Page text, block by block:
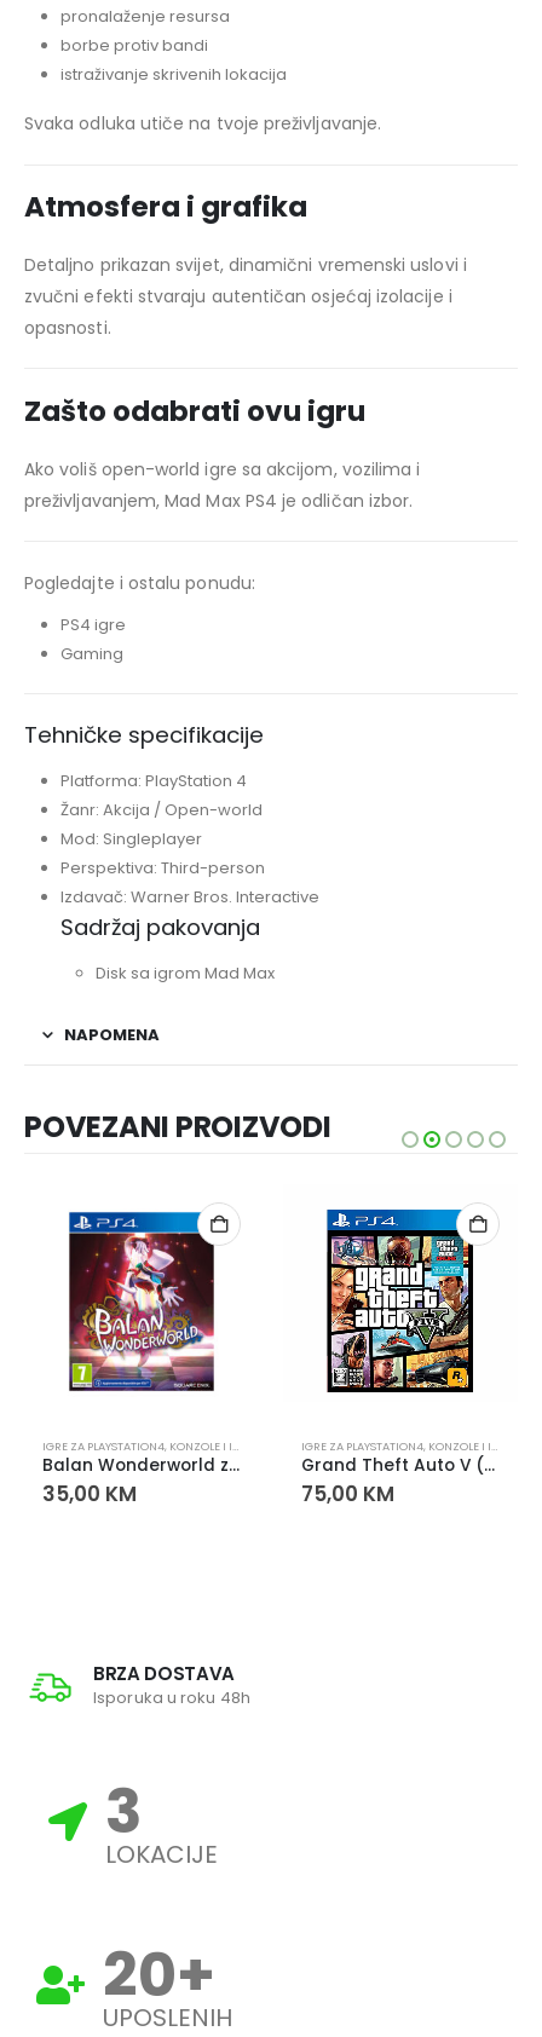
pronalaženje resursa
borbe protiv bandi
istraživanje skrivenih lokacija
Svaka odluka utiče na tvoje preživljavanje.
Atmosfera i grafika
Detaljno prikazan svijet, dinamični vremenski uslovi i
zvučni efekti stvaraju autentičan osjećaj izolacije i
opasnosti.
Zašto odabrati ovu igru
Ako voliš open-world igre sa akcijom, vozilima i
preživljavanjem, Mad Max PS4 je odličan izbor.
Pogledajte i ostalu ponudu:
PS4 igre
Gaming
Tehničke specifikacije
Platforma: PlayStation 4
Žanr: Akcija / Open-world
Mod: Singleplayer
Perspektiva: Third-person
Izdavač: Warner Bros. Interactive
Sadržaj pakovanja
Disk sa igrom Mad Max
NAPOMENA
POVEZANI PROIZVODI
PLAYSTATIONIGRE ZA PLAYSTATION4, KONZOLE I IGRE PLAYSTATION
Balan Wonderworld za PlayStation 4 (PS4)
35,00 KM
IGRE ZA PLAYSTATION4, KONZOLE I IGRE
Grand Theft Auto V (GTA V) PS4
75,00 KM
BRZA DOSTAVA
Isporuka u roku 48h
3
LOKACIJE
20+
UPOSLENIH